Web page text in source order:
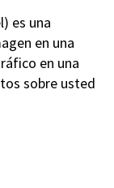
es una
en una
en una
sobre usted